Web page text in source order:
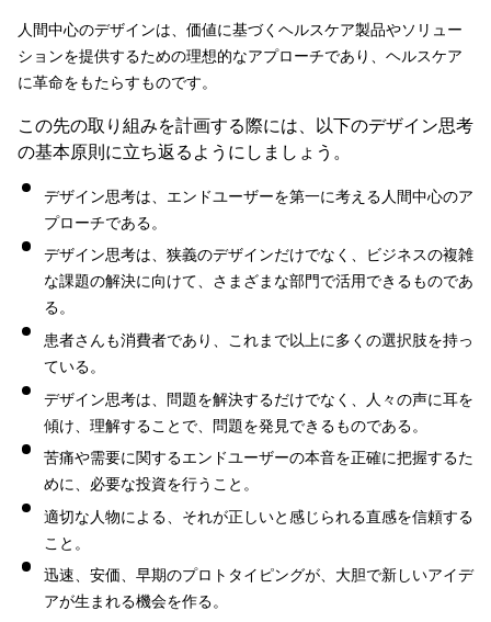
人間中心のデザインは、価値に基づくヘルスケア製品やソリュー
ションを提供するための理想的なアプローチであり、ヘルスケア
に革命をもたらすものです。
この先の取り組みを計画する際には、以下のデザイン思考
の基本原則に立ち返るようにしましょう。
デザイン思考は、エンドユーザーを第一に考える人間中心のア
プローチである。
デザイン思考は、狭義のデザインだけでなく、ビジネスの複雑
な課題の解決に向けて、さまざまな部門で活用できるものであ
る。
患者さんも消費者であり、これまで以上に多くの選択肢を持っ
ている。
デザイン思考は、問題を解決するだけでなく、人々の声に耳を
傾け、理解することで、問題を発見できるものである。
苦痛や需要に関するエンドユーザーの本音を正確に把握するた
めに、必要な投資を行うこと。
適切な人物による、それが正しいと感じられる直感を信頼する
こと。
迅速、安価、早期のプロトタイピングが、大胆で新しいアイデ
アが生まれる機会を作る。